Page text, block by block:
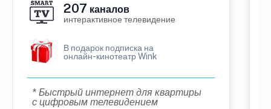
207 каналов
интерактивное телевидение
В подарок подписка на
онлайн-кинотеатр Wink
* Быстрый интернет для квартиры
с цифровым телевидением